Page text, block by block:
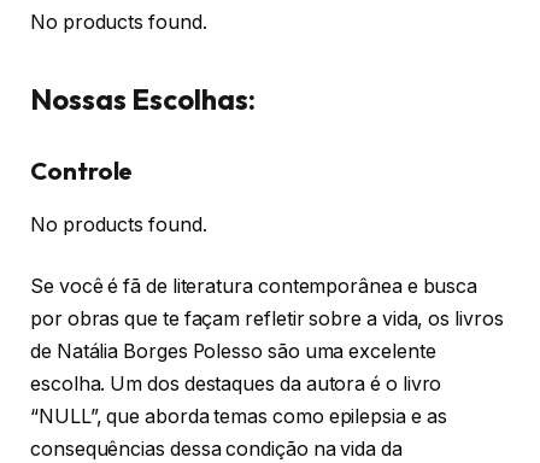
No products found.
Nossas Escolhas:
Controle
No products found.
Se você é fã de literatura contemporânea e busca
por obras que te façam refletir sobre a vida, os livros
de Natália Borges Polesso são uma excelente
escolha. Um dos destaques da autora é o livro
“NULL”, que aborda temas como epilepsia e as
consequências dessa condição na vida da